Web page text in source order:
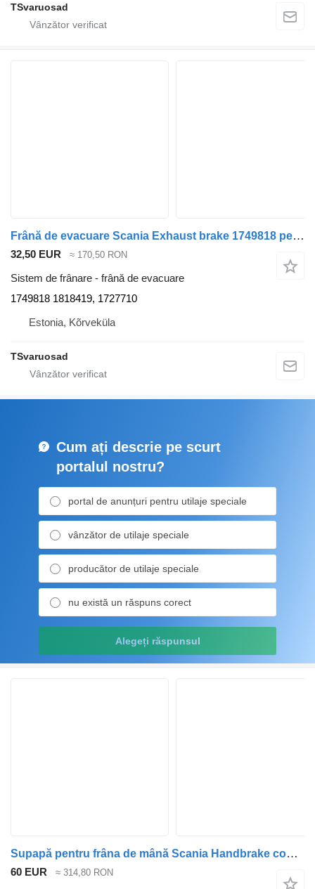
TSvaruosad
Frână de evacuare Scania Exhaust brake 1749818 pentru cap tractor Scania G400
32,50 EUR ≈ 170,50 RON
Sistem de frânare - frână de evacuare
1749818 1818419, 1727710
Estonia, Kõrveküla
TSvaruosad
Cum ați descrie pe scurt
portalul nostru?
portal de anunțuri pentru utilaje speciale
vânzător de utilaje speciale
producător de utilaje speciale
nu există un răspuns corect
Alegeți răspunsul
Supapă pentru frâna de mână Scania Handbrake control lever 1882115 pentru cap tractor Scania G400
60 EUR ≈ 314,80 RON